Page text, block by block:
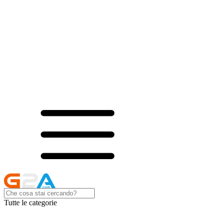
Tutte le categorie